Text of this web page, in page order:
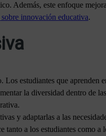
Además, este enfoque
innovación educativa.
estudiantes que aprenden
la diversidad dentro de
y adaptarlas a las
a los estudiantes como a